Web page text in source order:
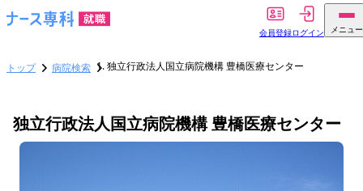
会員登録ログイン メニュー
トップ 病院検索 独立行政法人国立病院機構 豊橋医療センター
独立行政法人国立病院機構 豊橋医療センター